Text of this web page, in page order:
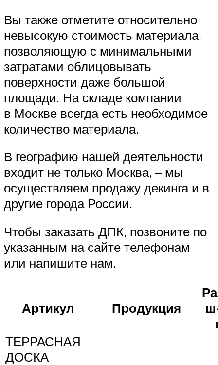
Вы также отметите относительно
невысокую стоимость материала,
позволяющую с минимальными
затратами облицовывать
поверхности даже большой
площади. На складе компании
в Москве всегда есть необходимое
количество материала.
В географию нашей деятельности
входит не только Москва, – мы
осуществляем продажу декинга и в
другие города России.
Чтобы заказать ДПК, позвоните по
указанным на сайте телефонам
или напишите нам.
Артикул Продукция
ТЕРРАСНАЯ
ДОСКА